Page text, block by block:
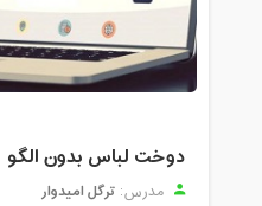
دوخت لباس بدون الگو
مدرس: ترگل امیدوار